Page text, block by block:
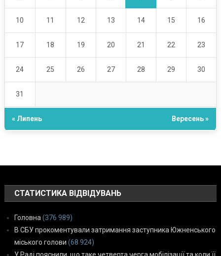
10 11 12 13 14 15 16
17 18 19 20 21 22 23
24 25 26 27 28 29 30
31
« Липень Вересень »
СТАТИСТИКА ВІДВІДУВАНЬ
Головна (376 989)
В СБУ прокоментували затримання заступника Южненського
міського голови (68 924)
У Раді пояснили, що таке четверта черга мобілізації та коли її